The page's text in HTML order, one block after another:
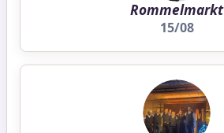
Rommelmarkt
15/08